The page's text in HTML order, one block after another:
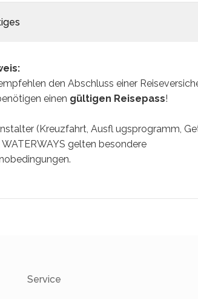
den Abschluss einer
einen gültigen Reisepass!
(Kreuzfahrt, Ausfl ugsprogramm,
WATERWAYS gelten besondere
Service